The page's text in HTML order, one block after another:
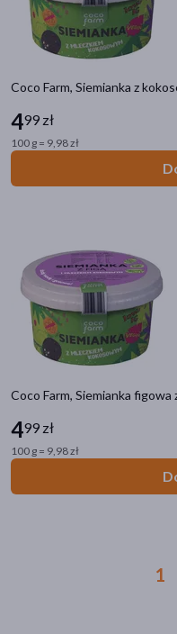
Coco Farm, Siemianka z
499 zł
100 g = 9,98 zł
Coco Farm, Siemianka
499 zł
100 g = 9,98 zł
1
Diet-Food Granola
Diet-Food Granola
COCO FARM Linia
Bakalland Ba!(2)